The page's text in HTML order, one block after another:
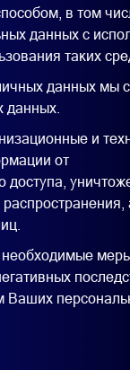
в том
данных с
таких
данных мы
данных.
и
от
доступа,
Ваших